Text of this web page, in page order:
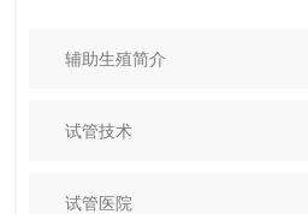
辅助生殖简介
试管技术
试管医院